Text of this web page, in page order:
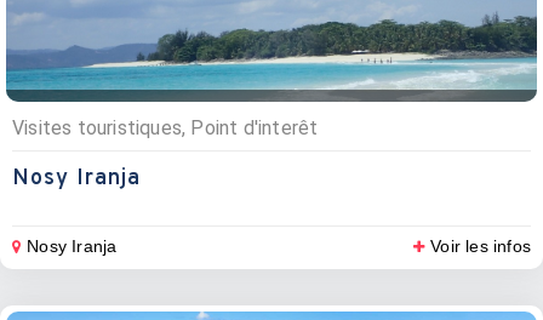
Visites touristiques, Point d'interêt
Nosy Iranja
Nosy Iranja Voir les infos